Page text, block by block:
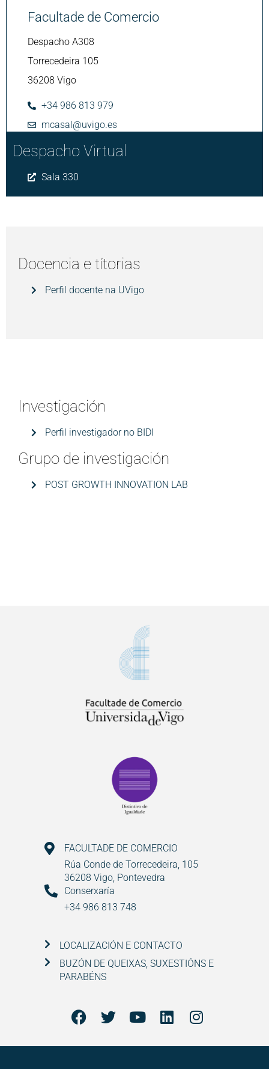
Facultade de Comercio
Despacho A308
Torrecedeira 105
36208 Vigo
+34 986 813 979
mcasal@uvigo.es
Despacho Virtual
Sala 330
Docencia e títorias
Perfil docente na UVigo
Investigación
Perfil investigador no BIDI
Grupo de investigación
POST GROWTH INNOVATION LAB
FACULTADE DE COMERCIO
Rúa Conde de Torrecedeira, 105
36208 Vigo, Pontevedra
Conserxaría
+34 986 813 748
LOCALIZACIÓN E CONTACTO
BUZÓN DE QUEIXAS, SUXESTIÓNS E
PARABÉNS